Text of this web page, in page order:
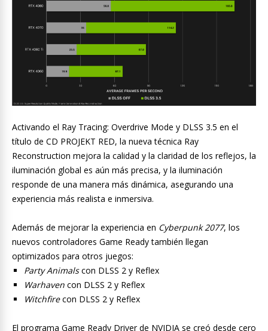
Activando el Ray Tracing: Overdrive Mode y DLSS 3.5 en el
título de CD PROJEKT RED, la nueva técnica Ray
Reconstruction mejora la calidad y la claridad de los reflejos, la
iluminación global es aún más precisa, y la iluminación
responde de una manera más dinámica, asegurando una
experiencia más realista e inmersiva.
Además de mejorar la experiencia en Cyberpunk 2077, los
nuevos controladores Game Ready también llegan
optimizados para otros juegos:
Party Animalscon DLSS 2 y Reflex
Warhaven con DLSS 2 y Reflex
Witchfirecon DLSS 2 y Reflex
El programa Game Ready Driver de NVIDIA se creó desde cero